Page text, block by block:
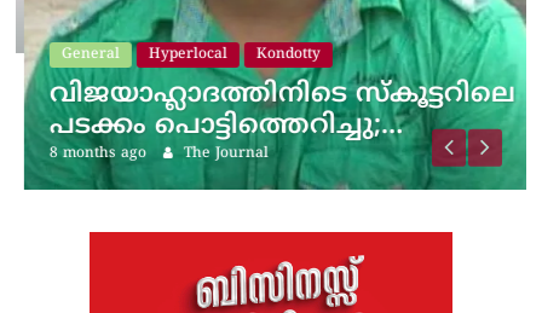
General Hyperlocal Kondotty
വിജയാഹ്ലാദത്തിനിടെ സ്കൂട്ടറിലെ
പടക്കം പൊട്ടിത്തെറിച്ചു;…
8 months ago The Journal